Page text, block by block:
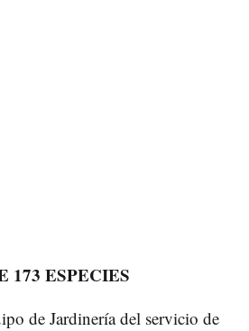
173 ESPECIES
de Jardinería del servicio de